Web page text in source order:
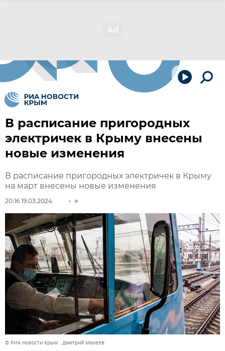
В расписание пригородных
электричек в Крыму внесены
новые изменения
В расписание пригородных электричек в Крыму
на март внесены новые изменения
20:16 19.03.2024
© РИА Новости Крым . Дмитрий Макеев